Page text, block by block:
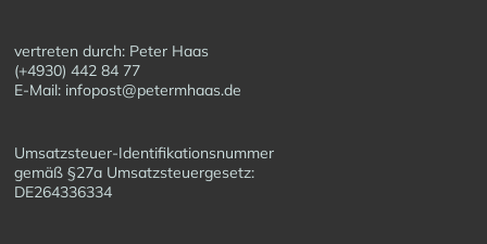
vertreten durch: Peter Haas
(+4930) 442 84 77
E-Mail: infopost@petermhaas.de
Umsatzsteuer-Identifikationsnummer
gemäß §27a Umsatzsteuergesetz:
DE264336334